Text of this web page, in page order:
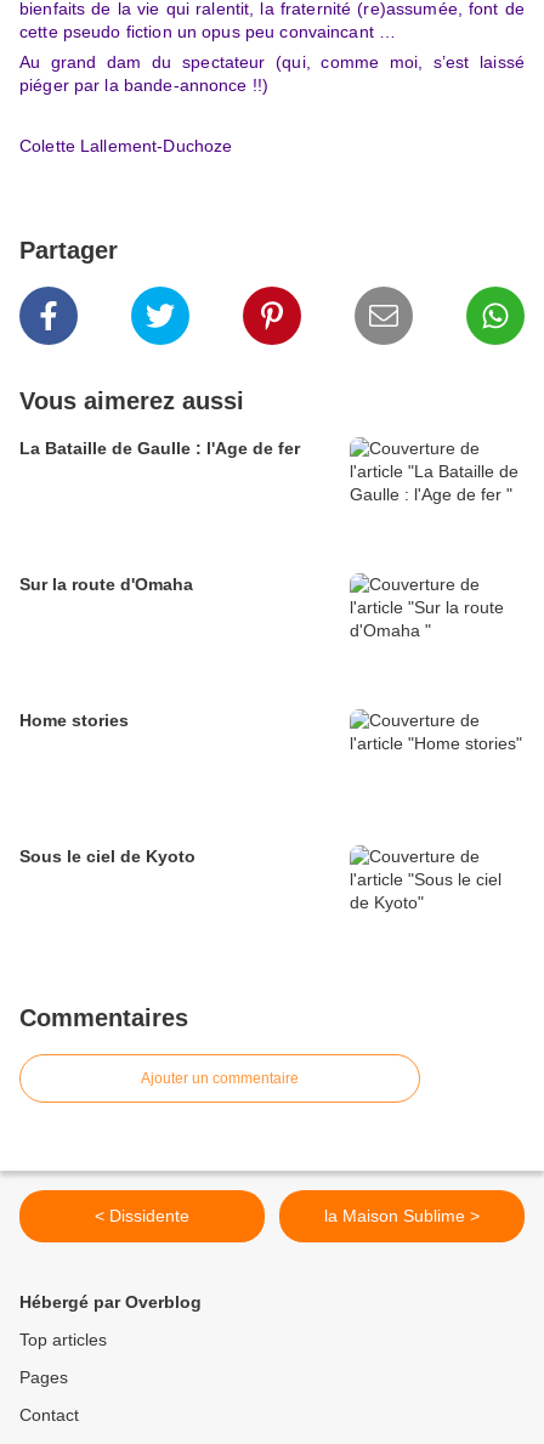
bienfaits de la vie qui ralentit, la fraternité (re)assumée, font de
cette pseudo fiction un opus peu convaincant …
Au grand dam du spectateur (qui, comme moi, s’est laissé
piéger par la bande-annonce !!)
Colette Lallement-Duchoze
Partager
Vous aimerez aussi
La Bataille de Gaulle : l'Age de fer
Sur la route d'Omaha
Home stories
Sous le ciel de Kyoto
Commentaires
Ajouter un commentaire
< Dissidente la Maison Sublime >
Hébergé par Overblog
Top articles
Pages
Contact